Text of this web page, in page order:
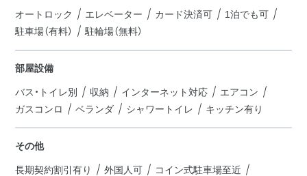
オートロック エレベーター カード決済可
1泊でも可
駐車場（有料）
駐輪場（無料）
部屋設備
バス・トイレ別 収納 インターネット対応
エアコン
ガスコンロ
ベランダ シャワートイレ キッチン有り
その他
長期契約割引有り 外国人可
コイン式駐車場至近